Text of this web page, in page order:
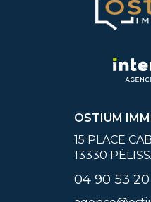
OSTIUM
15 PLACE
13330
04 90 53